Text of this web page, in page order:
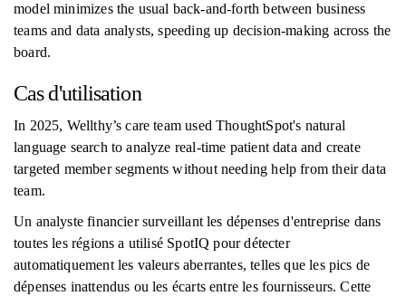
model minimizes the usual back-and-forth between business
teams and data analysts, speeding up decision-making across the
board.
Cas d'utilisation
In 2025, Wellthy’s care team used ThoughtSpot's natural
language search to analyze real-time patient data and create
targeted member segments without needing help from their data
team.
Un analyste financier surveillant les dépenses d'entreprise dans
toutes les régions a utilisé SpotIQ pour détecter
automatiquement les valeurs aberrantes, telles que les pics de
dépenses inattendus ou les écarts entre les fournisseurs. Cette